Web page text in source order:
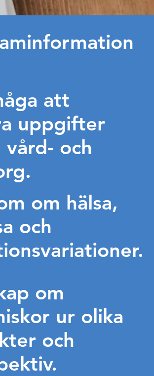
att
uppgifter
vård- och
om hälsa,
och
om
ur olika
och